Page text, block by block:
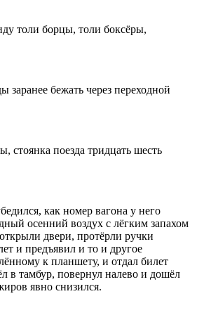
толи борцы, толи боксёры,
бежать через переходной
поезда тридцать шесть
как номер вагона у него
осенний воздух с лёгким запахом
двери, протёрли ручки
и предъявил и то и другое
к планшету, и отдал билет
в тамбур, повернул налево и дошёл
явно снизился.